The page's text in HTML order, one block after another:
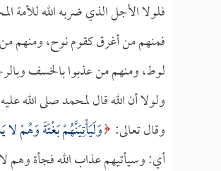
فلولا الأجل الذي ضربه الله للأمة
فمنهم من أغرق كقوم نوح، ومنهم
لوط، ومنهم من عذبوا بالخسف
ولولا أن الله قال لمحمد صلى الله
وقال تعالى: وَلَيَأْتِيَنَّهُمْ بَغْتَةً وَهُمْ
أي: وسيأتيهم عذاب الله فجأة